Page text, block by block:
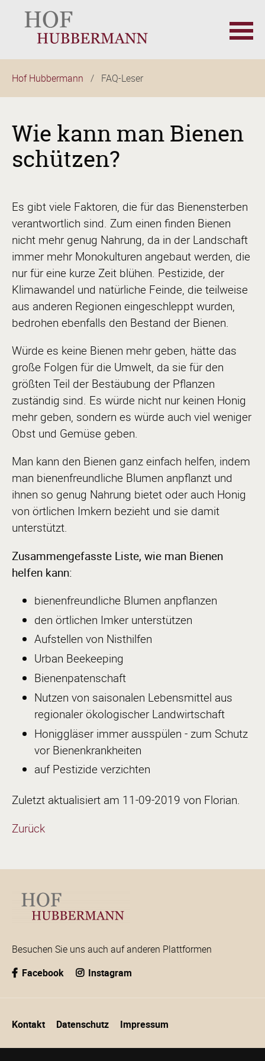
überspringen
Hof Hubbermann FAQ-Leser
Wie kann man Bienen
schützen?
Es gibt viele Faktoren, die für das Bienensterben
verantwortlich sind. Zum einen finden Bienen
nicht mehr genug Nahrung, da in der Landschaft
immer mehr Monokulturen angebaut werden, die
nur für eine kurze Zeit blühen. Pestizide, der
Klimawandel und natürliche Feinde, die teilweise
aus anderen Regionen eingeschleppt wurden,
bedrohen ebenfalls den Bestand der Bienen.
Würde es keine Bienen mehr geben, hätte das
große Folgen für die Umwelt, da sie für den
größten Teil der Bestäubung der Pflanzen
zuständig sind. Es würde nicht nur keinen Honig
mehr geben, sondern es würde auch viel weniger
Obst und Gemüse geben.
Man kann den Bienen ganz einfach helfen, indem
man bienenfreundliche Blumen anpflanzt und
ihnen so genug Nahrung bietet oder auch Honig
von örtlichen Imkern bezieht und sie damit
unterstützt.
Zusammengefasste Liste, wie man Bienen
helfen kann:
bienenfreundliche Blumen anpflanzen
den örtlichen Imker unterstützen
Aufstellen von Nisthilfen
Urban Beekeeping
Bienenpatenschaft
Nutzen von saisonalen Lebensmittel aus
regionaler ökologischer Landwirtschaft
Honiggläser immer ausspülen - zum Schutz
vor Bienenkrankheiten
auf Pestizide verzichten
Zuletzt aktualisiert am 11-09-2019 von Florian.
Zurück
Besuchen Sie uns auch auf anderen Plattformen
Facebook
Instagram
überspringen
Kontakt Datenschutz Impressum